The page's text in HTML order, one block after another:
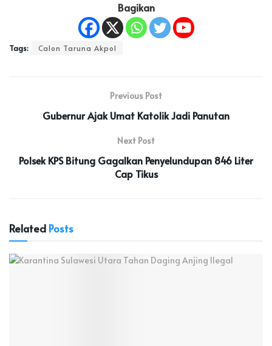
Bagikan
Tags: Calon Taruna Akpol
Previous Post
Gubernur Ajak Umat Katolik Jadi Panutan
Next Post
Polsek KPS Bitung Gagalkan Penyelundupan 846 Liter
Cap Tikus
Related Posts